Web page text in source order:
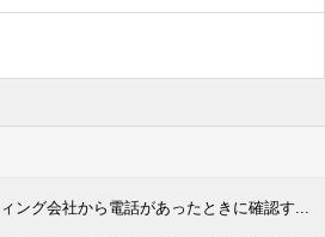
ング会社から電話があったときに確認す...